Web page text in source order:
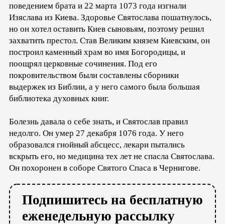
поведением брата и 22 марта 1073 года изгнали
Изяслава из Киева. Здоровье Святослава пошатнулось,
но он хотел оставить Киев сыновьям, поэтому решил
захватить престол. Став Великим князем Киевским, он
построил каменный храм во имя Богородицы, и
поощрял церковные сочинения. Под его
покровительством были составлены сборники
выдержек из Библии, а у него самого была большая
библиотека духовных книг.
Болезнь давала о себе знать, и Святослав правил
недолго. Он умер 27 декабря 1076 года. У него
образовался гнойный абсцесс, лекари пытались
вскрыть его, но медицина тех лет не спасла Святослава.
Он похоронен в соборе Святого Спаса в Чернигове.
Подпишитесь на бесплатную
еженедельную рассылку